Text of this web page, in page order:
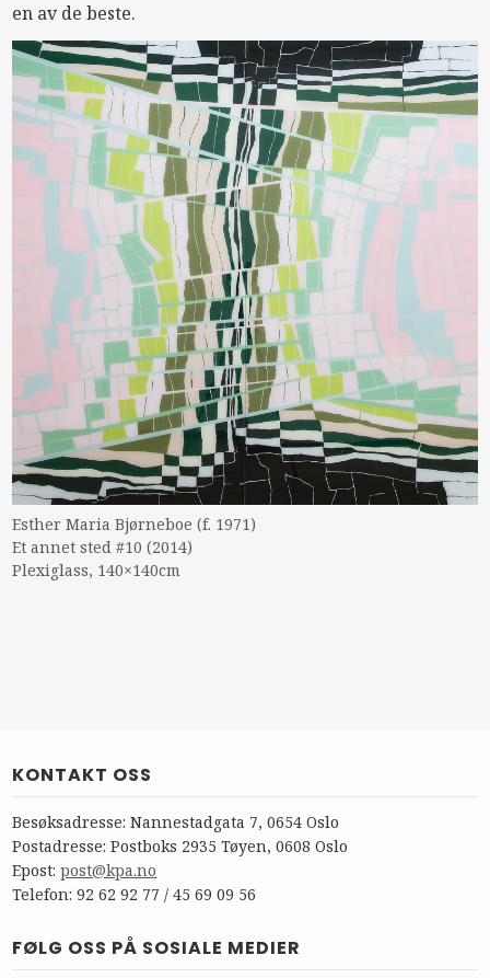
en av de beste.
Esther Maria Bjørneboe (f. 1971)
Et annet sted #10 (2014)
Plexiglass, 140×140cm
KONTAKT OSS
Besøksadresse: Nannestadgata 7, 0654 Oslo
Postadresse: Postboks 2935 Tøyen, 0608 Oslo
Epost:post@kpa.no
Telefon: 92 62 92 77 / 45 69 09 56
FØLG OSS PÅ SOSIALE MEDIER